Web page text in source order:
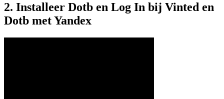
2. Installeer Dotb en Log In bij Vinted en
Dotb met Yandex